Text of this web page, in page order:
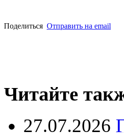
Поделиться Отправить на email
Читайте
27.07.2026